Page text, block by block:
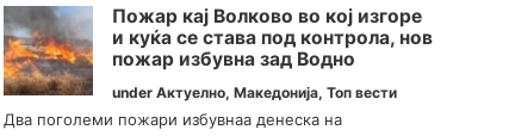
Пожар кај Волково во кој изгоре
и куќа се става под контрола, нов
пожар избувна зад Водно
underАктуелно,Македонија,Топ вести
Два поголеми пожари избувнаа денеска на